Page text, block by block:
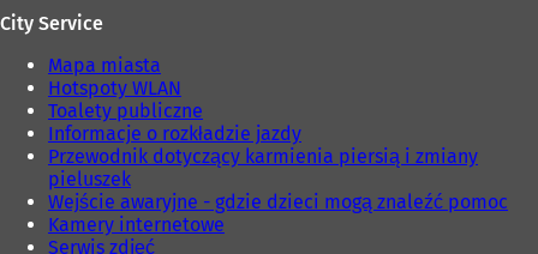
City Service
Mapa miasta
Hotspoty WLAN
Toalety publiczne
Informacje o rozkładzie jazdy
Przewodnik dotyczący karmienia piersią i zmiany
pieluszek
Wejście awaryjne - gdzie dzieci mogą znaleźć pomoc
Kamery internetowe
Serwis zdjęć